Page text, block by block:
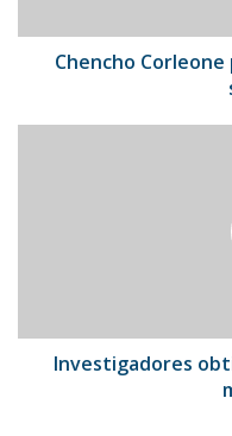
Chencho
Investigadores